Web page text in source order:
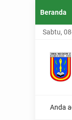
Beranda
Sabtu,
Anda